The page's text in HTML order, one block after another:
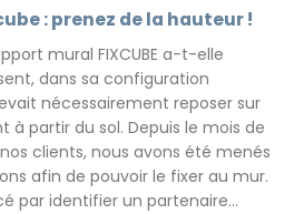
: prenez de la hauteur !
mural FIXCUBE a-t-elle
dans sa configuration
nécessairement reposer sur
à partir du sol. Depuis le mois de
clients, nous avons été menés
afin de pouvoir le fixer au mur.
par identifier un partenaire...